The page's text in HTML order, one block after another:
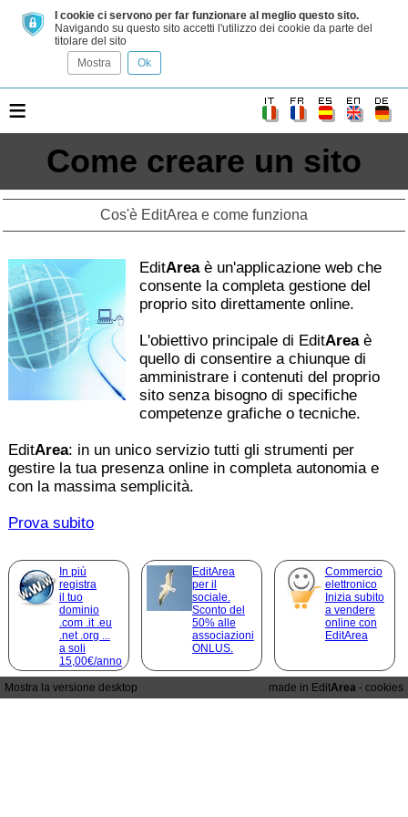
I cookie ci servono per far funzionare al meglio questo sito.
Navigando su questo sito accetti l'utilizzo dei cookie da parte del
titolare del sito
Mostra
Ok
≡
Come creare un sito
Cos'è EditArea e come funziona
EditAreaè un'applicazione web che
consente la completa gestione del
proprio sito direttamente online.
L'obiettivo principale di EditAreaè
quello di consentire a chiunque di
amministrare i contenuti del proprio
sito senza bisogno di specifiche
competenze grafiche o tecniche.
EditArea: in un unico servizio tutti gli strumenti per
gestire la tua presenza online in completa autonomia e
con la massima semplicità.
Prova subito
In più
registra
il tuo
dominio
.com .it .eu
.net .org ...
a soli
15,00€/anno
EditArea
per il
sociale.
Sconto del
50% alle
associazioni
ONLUS.
Commercio
elettronico
Inizia subito
a vendere
online con
EditArea
Mostra la versione desktop made in EditArea - cookies